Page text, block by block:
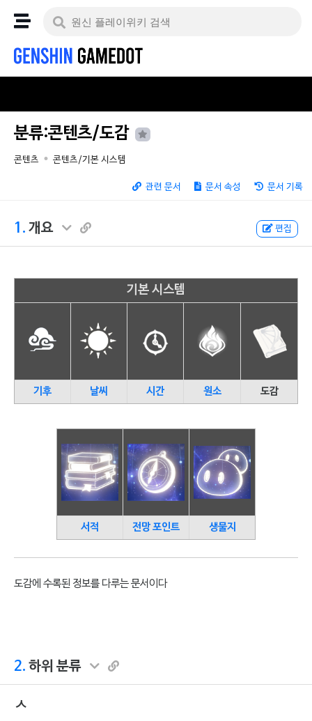
분류:콘텐츠/도감
콘텐츠 콘텐츠/기본 시스템
관련 문서 문서 속성 문서 기록
1. 개요 편집
기본 시스템
기후 날씨 시간 원소 도감
서적 전망 포인트 생물지
도감에 수록된 정보를 다루는 문서이다
2. 하위 분류
ㅅ